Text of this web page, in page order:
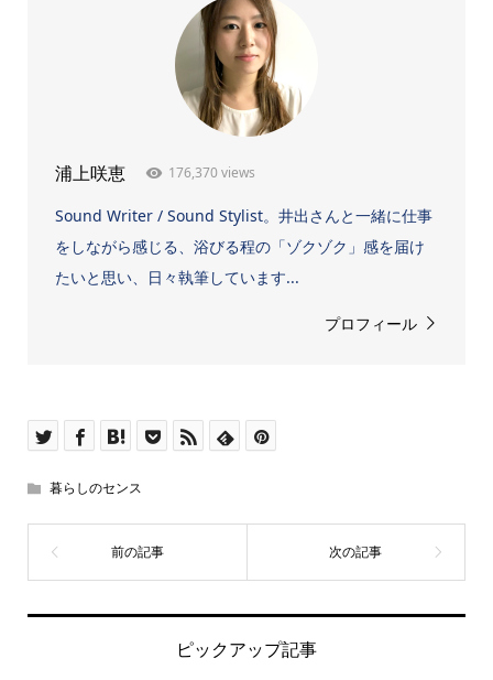
浦上咲恵 176,370 views
Sound Writer / Sound Stylist。井出さんと一緒に仕事
をしながら感じる、浴びる程の「ゾクゾク」感を届け
たいと思い、日々執筆しています...
プロフィール
暮らしのセンス
ピックアップ記事